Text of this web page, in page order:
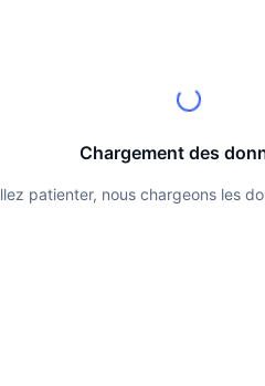
Chargement des
patienter, nous chargeons les